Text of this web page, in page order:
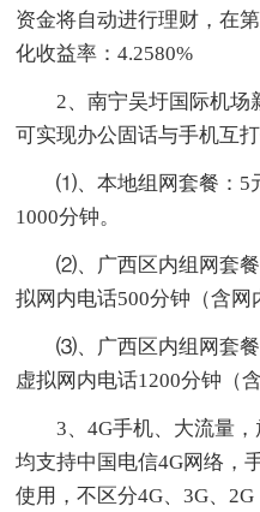
资金将自动进行理财，在
化收益率：4.2580%
2、南宁吴圩国际机场
可实现办公固话与手机互
⑴、本地组网套餐：5
1000分钟。
⑵、广西区内组网套
拟网内电话500分钟（含网
⑶、广西区内组网套
虚拟网内电话1200分钟（
3、4G手机、大流量
均支持中国电信4G网络，
使用，不区分4G、3G、